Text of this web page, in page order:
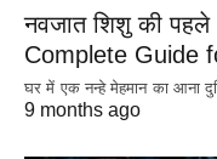
नवजात शिशु की
Complete Guide
घर में एक नन्हे मेहमान का आना
9 months ago